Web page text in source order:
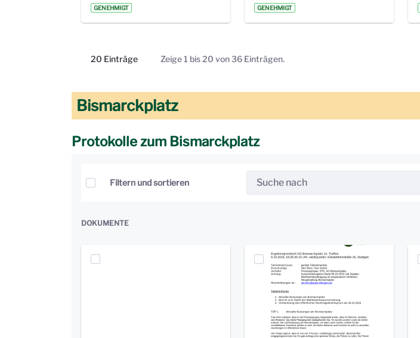
GENEHMIGT GENEHMIGT
20 Einträge
Pro Seite Zeige 1 bis 20 von 36 Einträgen.
Bismarckplatz
Protokolle zum Bismarckplatz
Elemente auswählen
Filtern und sortieren
DOKUMENTE